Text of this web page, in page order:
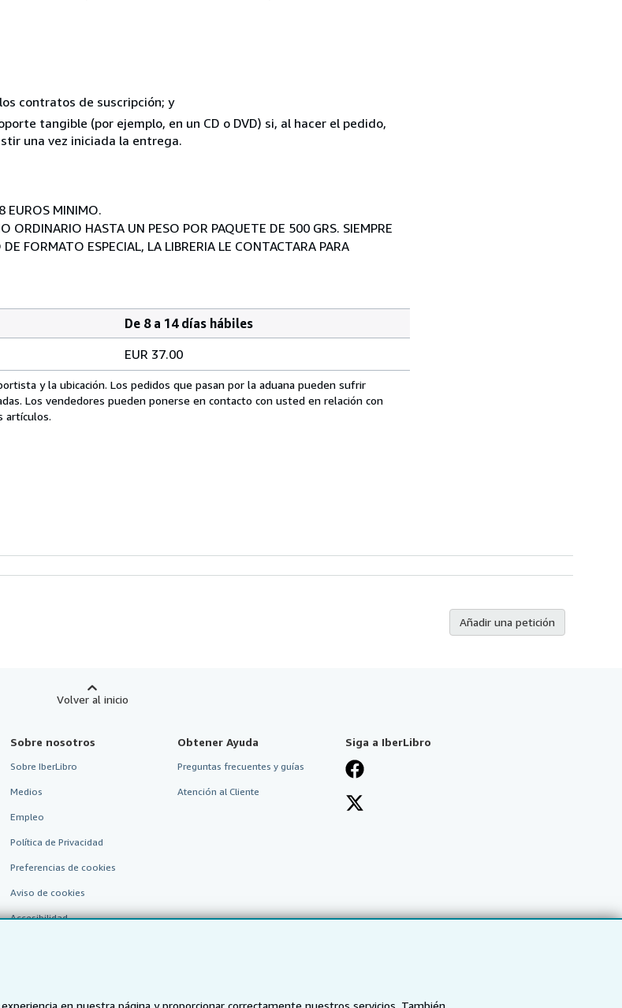
en nuestra página y proporcionar correctamente nuestros servicios. También
contratos de suscripción; y
tangible (por ejemplo, en un CD o DVD) si, al hacer el pedido,
una vez iniciada la entrega.
EUROS MINIMO.
ORDINARIO HASTA UN PESO POR PAQUETE DE 500 GRS. SIEMPRE
FORMATO ESPECIAL, LA LIBRERIA LE CONTACTARA PARA
De 8 a 14 días hábiles
EUR 37.00
y la ubicación. Los pedidos que pasan por la aduana pueden sufrir
Los vendedores pueden ponerse en contacto con usted en relación con
artículos.
Añadir una petición
Volver al inicio
Sobre nosotros
Sobre IberLibro
Medios
Empleo
Política de Privacidad
Preferencias de cookies
Aviso de cookies
Accesibilidad
Obtener Ayuda
Preguntas frecuentes y guías
Atención al Cliente
Siga a IberLibro